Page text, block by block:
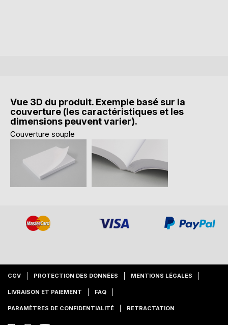
Vue 3D du produit. Exemple basé sur la
couverture (les caractéristiques et les
dimensions peuvent varier).
Couverture souple
CGV PROTECTION DES DONNÉES MENTIONS LÉGALES
LIVRAISON ET PAIEMENT FAQ
PARAMÈTRES DE CONFIDENTIALITÉ RETRACTATION